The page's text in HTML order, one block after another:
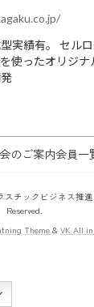
実績有。 セル
使ったオリジナ
のご案内会員一
スチックビジネス推
Reserved.
Theme & VK All